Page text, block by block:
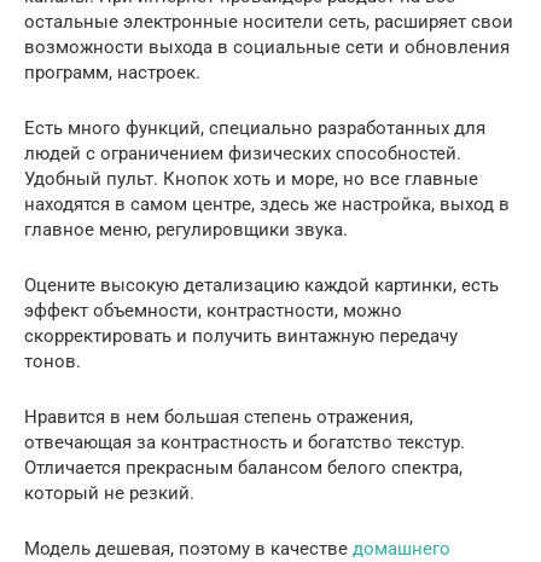
остальные электронные носители сеть, расширяет свои
возможности выхода в социальные сети и обновления
программ, настроек.
Есть много функций, специально разработанных для
людей с ограничением физических способностей.
Удобный пульт. Кнопок хоть и море, но все главные
находятся в самом центре, здесь же настройка, выход в
главное меню, регулировщики звука.
Оцените высокую детализацию каждой картинки, есть
эффект объемности, контрастности, можно
скорректировать и получить винтажную передачу
тонов.
Нравится в нем большая степень отражения,
отвечающая за контрастность и богатство текстур.
Отличается прекрасным балансом белого спектра,
который не резкий.
Модель дешевая, поэтому в качестве домашнего